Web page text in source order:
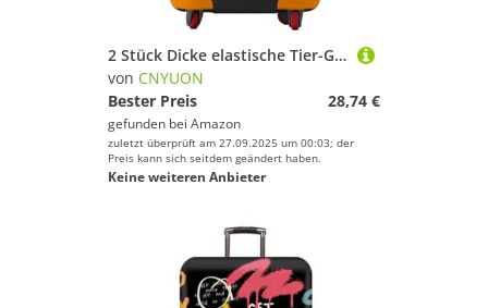
2 Stück Dicke elastische Tier-Gepäckschutzhülle mit Reißverschluss, Anzug for 45,7–81,3 cm große Taschen, Kofferhüllen, Trolley-Abdeckung, Reisezubehör(Black 07,L 25-28 inch)
von CNYUON
Bester Preis
28,74 €
gefunden bei Amazon
zuletzt überprüft am 27.09.2025 um 00:03; der
Preis kann sich seitdem geändert haben.
Keine weiteren Anbieter